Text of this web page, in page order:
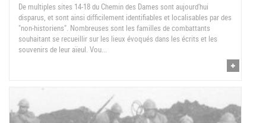
De multiples sites 14-18 du Chemin des Dames sont aujourd'hui
disparus, et sont ainsi difficilement identifiables et localisables par des
"non-historiens". Nombreuses sont les familles de combattants
souhaitant se recueillir sur les lieux évoqués dans les écrits et les
souvenirs de leur aïeul. Vou...